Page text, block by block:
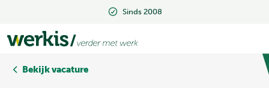
Sinds 2008
Sinds 2008
Bekijk vacature